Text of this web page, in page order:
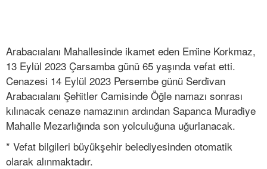
Arabacıalanı Mahallesinde ikamet eden Emi̇ne Korkmaz,
13 Eylül 2023 Çarsamba günü 65 yaşında vefat etti.
Cenazesi 14 Eylül 2023 Persembe günü Serdi̇van
Arabacıalanı Şehi̇tler Camisinde Öğle namazı sonrası
kılınacak cenaze namazının ardından Sapanca Muradi̇ye
Mahalle Mezarlığında son yolculuğuna uğurlanacak.
* Vefat bilgileri büyükşehir belediyesinden otomatik
olarak alınmaktadır.